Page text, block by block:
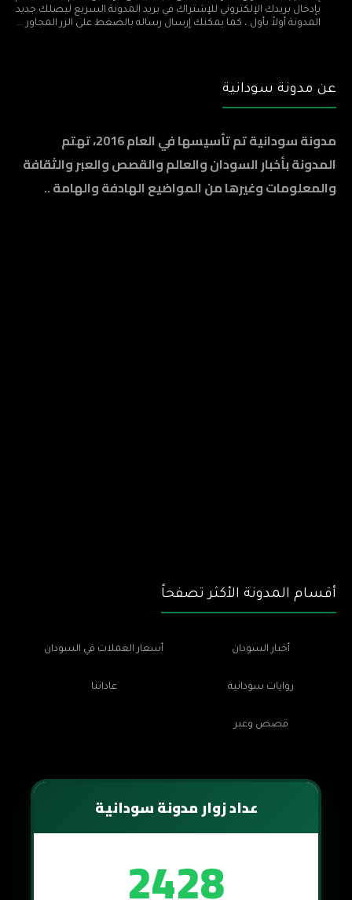
بإدخال بريدك الإلكتروني للإشتراك في بريد المدونة السريع ليصلك جديد
المدونة أولاً بأول ، كما يمكنك إرسال رساله بالضغط على الزر المجاور ...
عن مدونة سودانية
مدونة سودانية تم تأسيسها في العام 2016، تهتم
المدونة بأخبار السودان والعالم والقصص والعبر والثقافة
والمعلومات وغيرها من المواضيع الهادفة والهامة ..
أقسام المدونة الأكثر تصفحاً
أخبار السودان أسعار العملات في السودان
روايات سودانية عاداتنا
قصص وعبر
عداد زوار مدونة سودانية
2428